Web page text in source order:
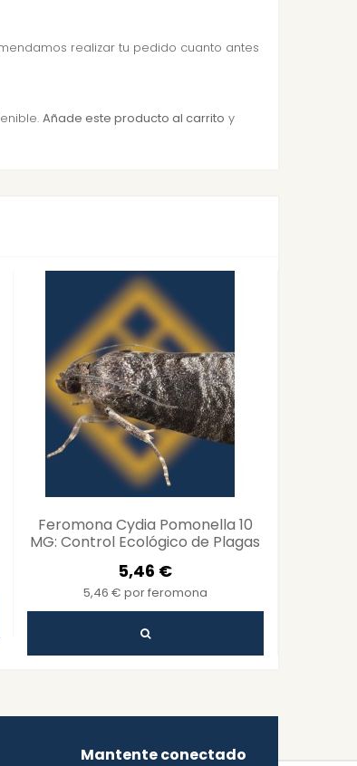
realizar tu pedido cuanto antes
Añade este producto al carrito y
Feromona Cydia Pomonella 10
MG: Control Ecológico de Plagas
5,46 €
5,46 € por feromona
Mantente conectado